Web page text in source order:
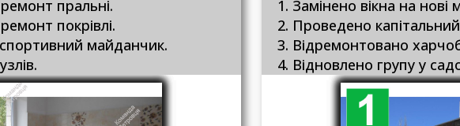
1. Замінено вікна на нові
2. Проведено
пральні.
покрівлі.
майданчик.
3. Відремонтовано
4. Відновлено групу у